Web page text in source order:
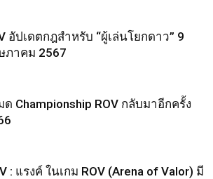
อัปเดตกฎสำหรับ “ผู้เล่นโยกดาว” 9
ภาคม 2567
ด Championship ROV กลับมาอีกครั้ง
: แรงค์ ในเกม ROV (Arena of Valor) มี